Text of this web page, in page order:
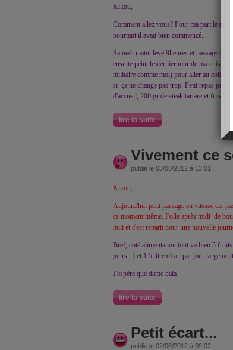
Kikou,
Comment allez vous? Pour ma part le
pourtant il avait bien commencé...
Samedi matin levé 9heures et passage
ensuite peint le dernier mur de ma cuisine
militaire comme moi) pour aller au
si ça ne change pas trop. Petit repas joker
d'accueil, 200 gr de steak tartare et frites
lire la suite
Vivement ce
publié le 03/08/2012 à 13:01
Kikou,
Aujourd'hui petit passage en vitesse car
ce moment même. Folle après midi de
nuit et c'est reparti pour une nouvelle
Bref, coté alimentation tout va bien 5
jours...) et 1.5 litre d'eau par jour
J'espère que dame bala
lire la suite
Petit écart...
publié le 02/08/2012 à 09:02